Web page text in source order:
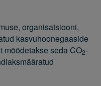
organisatsiooni,
kasvuhoonegaaside
mõõdetakse seda CO2-